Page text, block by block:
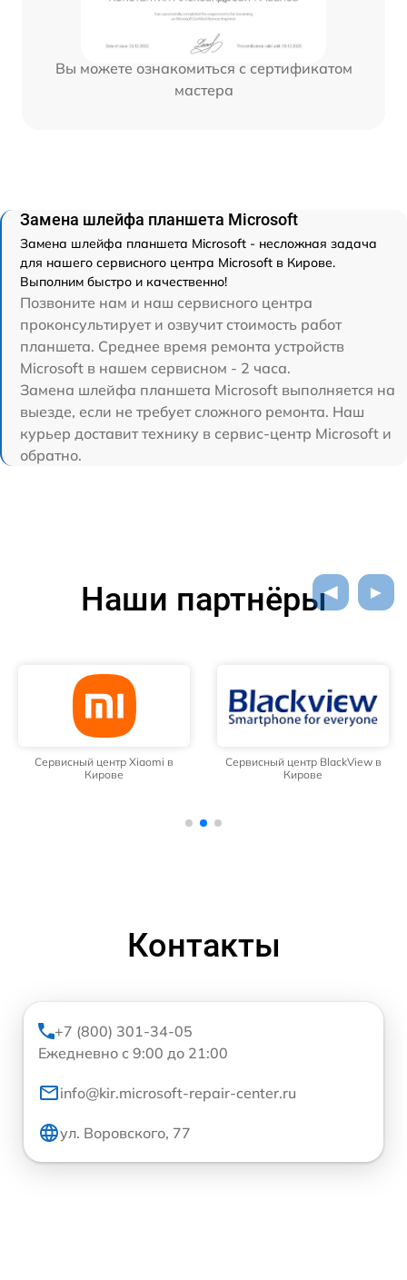
Вы можете ознакомиться с сертификатом
мастера
Замена шлейфа планшета Microsoft
Замена шлейфа планшета Microsoft - несложная задача
для нашего сервисного центра Microsoft в Кирове.
Выполним быстро и качественно!
Позвоните нам и наш сервисного центра
проконсультирует и озвучит стоимость работ
планшета. Среднее время ремонта устройств
Microsoft в нашем сервисном - 2 часа.
Замена шлейфа планшета Microsoft выполняется на
выезде, если не требует сложного ремонта. Наш
курьер доставит технику в сервис-центр Microsoft и
обратно.
Наши партнёры
Сервисный центр Xiaomi в
Кирове
Сервисный центр BlackView в
Кирове
Контакты
+7 (800) 301-34-05
Ежедневно с 9:00 до 21:00
info@kir.microsoft-repair-center.ru
ул. Воровского, 77